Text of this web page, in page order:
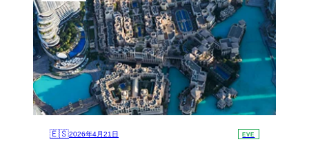
🇪🇸2026年4月21日 EVE